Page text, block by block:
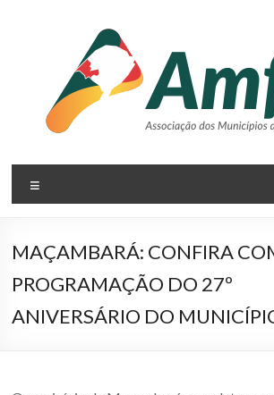
AMFRO
–
Associação
dos
Municípios
MAÇAMBARÁ: CONFIRA
PROGRAMAÇÃO DO 27º
ANIVERSÁRIO DO